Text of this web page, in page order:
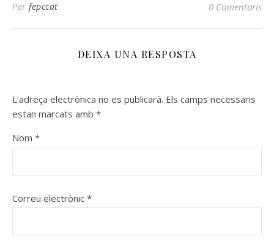
Per fepccat 0 Comentaris
DEIXA UNA RESPOSTA
L'adreça electrònica no es publicarà. Els camps necessaris
estan marcats amb *
Nom *
Correu electrònic *